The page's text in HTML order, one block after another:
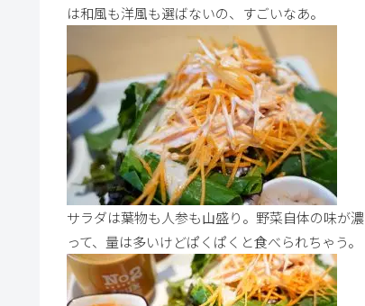
は和風も洋風も選ばないの、すごいなあ。
サラダは葉物も人参も山盛り。野菜自体の味が
って、量は多いけどぱくぱくと食べられちゃう。